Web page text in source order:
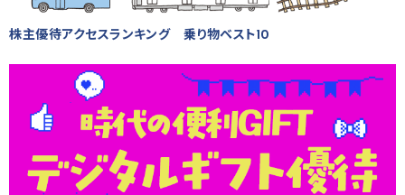
株主優待アクセスランキング 乗り物ベスト10